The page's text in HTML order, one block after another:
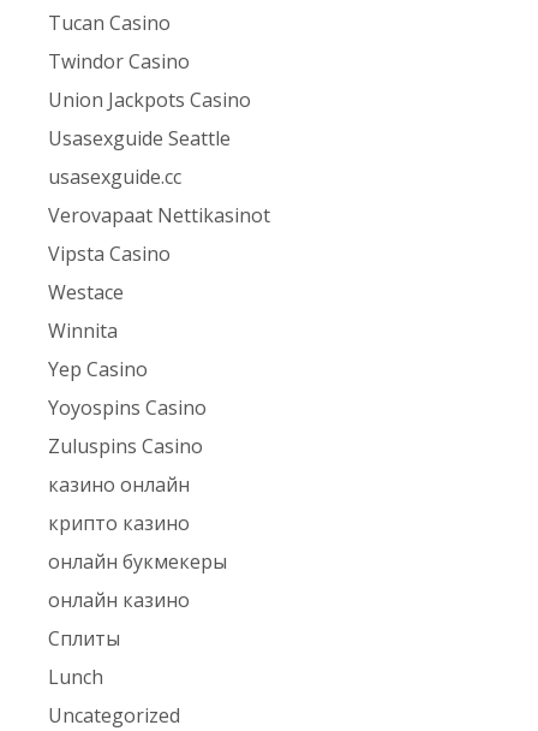
Tucan Casino
Twindor Casino
Union Jackpots Casino
Usasexguide Seattle
usasexguide.cc
Verovapaat Nettikasinot
Vipsta Casino
Westace
Winnita
Yep Casino
Yoyospins Casino
Zuluspins Casino
казино онлайн
крипто казино
онлайн букмекеры
онлайн казино
Сплиты
Lunch
Uncategorized